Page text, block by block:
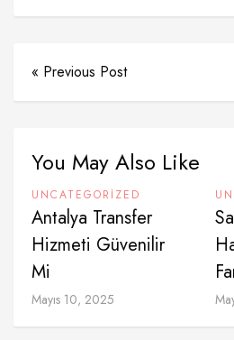
« Previous Post
You May Also Like
UNCATEGORIZED
Antalya Transfer
Hizmeti Güvenilir
Mi
Mayıs 10, 2025